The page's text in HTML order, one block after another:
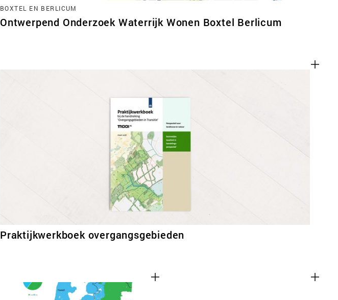
BOXTEL EN BERLICUM
Ontwerpend Onderzoek Waterrijk Wonen Boxtel Berlicum
Praktijkwerkboek overgangsgebieden